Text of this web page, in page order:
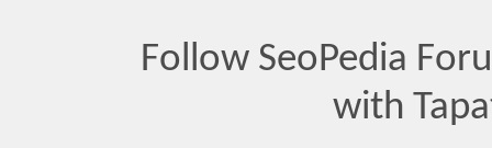
Follow SeoPedia
with